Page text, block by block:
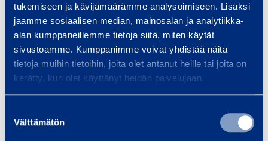
tukemiseen ja kävijämäärämme analysoimiseen. Lisäksi
jaamme sosiaalisen median, mainosalan ja analytiikka-
alan kumppaneillemme tietoja siitä, miten käytät
sivustoamme. Kumppanimme voivat yhdistää näitä
tietoja muihin tietoihin, joita olet antanut heille tai joita on
kerätty, kun olet käyttänyt heidän palvelujaan.
valinta
Välttämätön
H
v
u
d
c
Huvudcentral 400A